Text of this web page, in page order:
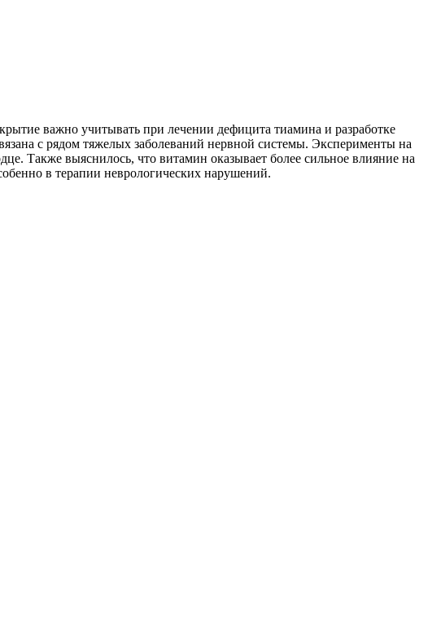
важно учитывать при лечении дефицита тиамина и разработке
с рядом тяжелых заболеваний нервной системы. Эксперименты на
Также выяснилось, что витамин оказывает более сильное влияние на
в терапии неврологических нарушений.